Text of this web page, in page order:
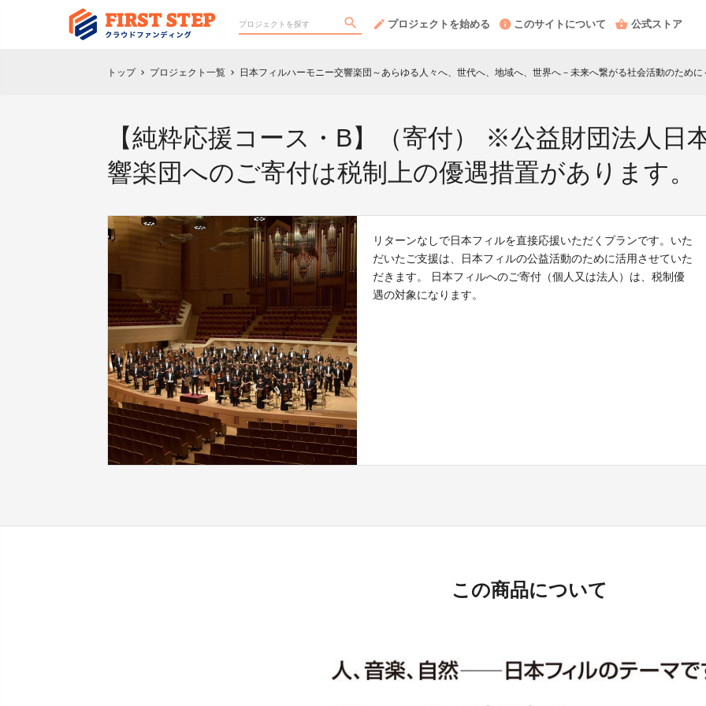
プロジェクトを始める このサイトについて 公式ストア
トップ chevron_right プロジェクト一覧 chevron_right 日本フィルハーモニー交響楽団～あらゆる人々へ、世代へ、地域へ、世界へ－未来へ繋がる社会活動のために
【純粋応援コース・B】（寄付） ※公益財団法人日
響楽団へのご寄付は税制上の優遇措置があります。
リターンなしで日本フィルを直接応援いただくプランです。いた
だいたご支援は、日本フィルの公益活動のために活用させていた
だきます。 日本フィルへのご寄付（個人又は法人）は、税制優
遇の対象になります。
この商品について